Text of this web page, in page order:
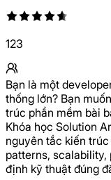
123
Bạn là một
thống lớn? Bạn
trúc phần mềm bài
Khóa học Solution
nguyên tắc kiến
patterns,
định kỹ thuật đúng